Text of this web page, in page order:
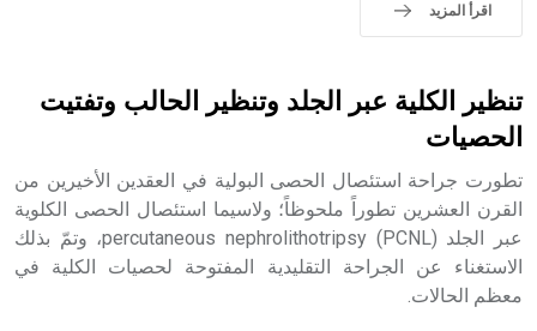
- هل تعلم أن الأبجدية الكنعانية تتألف من /22/ علامة كتابية
sign تكتب منفصلة غير متصلة، وتعتمد المبدأ الأكوروفوني،
حيث تقتصر القيمة الصوتية للعلامة الك
اقرأ المزيد
تنظير الكلية عبر الجلد وتنظير الحالب وتفتيت
الحصيات
تطورت جراحة استئصال الحصى البولية في العقدين الأخيرين من
القرن العشرين تطوراً ملحوظاً؛ ولاسيما استئصال الحصى الكلوية
عبر الجلد percutaneous nephrolithotripsy (PCNL)، وتمّ بذلك
الاستغناء عن الجراحة التقليدية المفتوحة لحصيات الكلية في
معظم الحالات.